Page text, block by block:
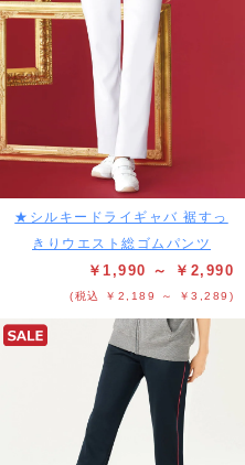
★シルキードライギャバ 裾すっ
きりウエスト総ゴムパンツ
￥1,990 ～ ￥2,990
(税込 ￥2,189 ～ ￥3,289)